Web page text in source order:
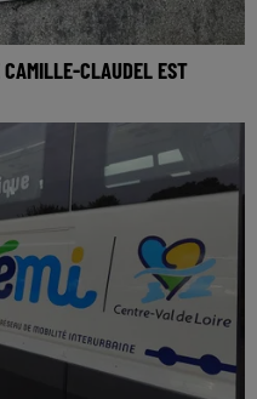
CLAUDEL EST